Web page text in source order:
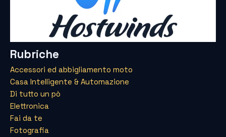
Rubriche
Accessori ed abbigliamento moto
Casa Intelligente & Automazione
Di tutto un pò
Elettronica
Fai da te
Fotografia